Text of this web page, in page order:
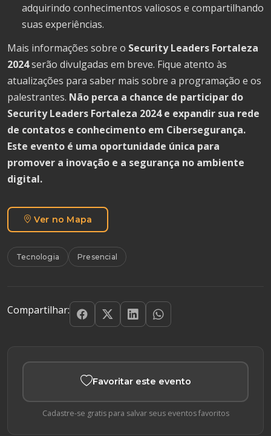
adquirindo conhecimentos valiosos e compartilhando
suas experiências.
Mais informações sobre o Security Leaders Fortaleza
2024serão divulgadas em breve. Fique atento às
atualizações para saber mais sobre a programação e os
palestrantes. Não perca a chance de participar do
Security Leaders Fortaleza 2024 e expandir sua rede
de contatos e conhecimento em Cibersegurança.
Este evento é uma oportunidade única para
promover a inovação e a segurança no ambiente
digital.
Ver no Mapa
Tecnologia Presencial
Compartilhar:
Favoritar este evento
Cadastre-se gratis para salvar seus eventos favoritos